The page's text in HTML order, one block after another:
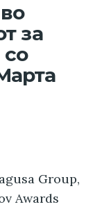
за
Group,
Awards